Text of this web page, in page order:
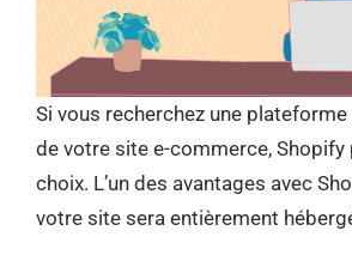
Si vous recherchez une
de votre site e-commerce, Shopify
choix. L’un des avantages avec
votre site sera entièrement